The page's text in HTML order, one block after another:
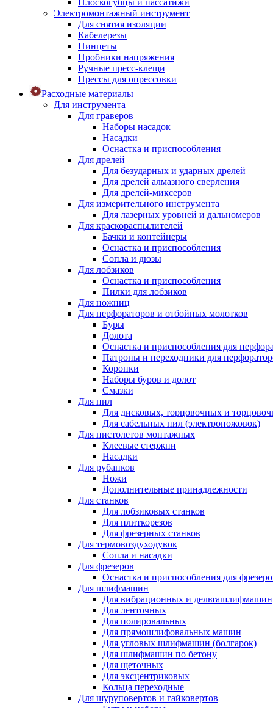
Плоскогубцы и пассатижи
Электромонтажный инструмент
Для снятия изоляции
Кабелерезы
Пинцеты
Пробники напряжения
Ручные пресс-клещи
Прессы для опрессовки
Расходные материалы
Для инструмента
Для граверов
Наборы насадок
Насадки
Оснастка и приспособления
Для дрелей
Для безударных и ударных дрелей
Для дрелей алмазного сверления
Для дрелей-миксеров
Для измерительного инструмента
Для лазерных уровней и дальномеров
Для краскораспылителей
Бачки и контейнеры
Оснастка и приспособления
Сопла и дюзы
Для лобзиков
Оснастка и приспособления
Пилки для лобзиков
Для ножниц
Для перфораторов и отбойных молотков
Буры
Долота
Оснастка и приспособления для
Патроны и переходники для
Коронки
Наборы буров и долот
Смазки
Для пил
Для дисковых, торцовочных и
Для сабельных пил (электроножовок)
Для пистолетов монтажных
Клеевые стержни
Насадки
Для рубанков
Ножи
Дополнительные принадлежности
Для станков
Для лобзиковых станков
Для плиткорезов
Для фрезерных станков
Для термовоздуходувок
Сопла и насадки
Для фрезеров
Оснастка и приспособления для
Для шлифмашин
Для вибрационных и дельташлифмашин
Для ленточных
Для полировальных
Для прямошлифовальных машин
Для угловых шлифмашин (болгарок)
Для шлифмашин по бетону
Для щеточных
Для эксцентриковых
Кольца переходные
Для шуруповертов и гайковертов